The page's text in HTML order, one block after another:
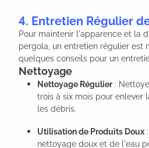
4. Entretien Régulier
Pour maintenir l'apparence et la
pergola, un entretien régulier est
quelques conseils pour un
Nettoyage
Nettoyage Régulier:
trois à six mois pour enlever
les débris.
Utilisation de Produits Doux
nettoyage doux et de l'eau